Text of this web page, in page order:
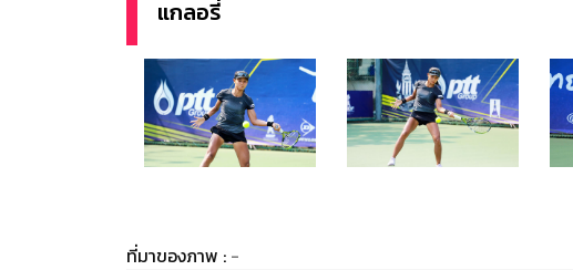
แกลอรี่
ที่มาของภาพ : -